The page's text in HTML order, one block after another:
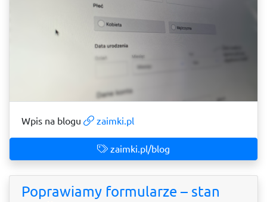
Wpis na blogu zaimki.pl
zaimki.pl/blog
Poprawiamy formularze – stan